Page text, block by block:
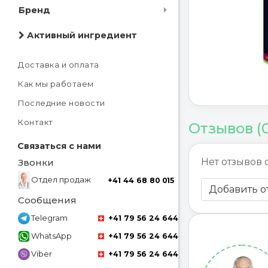
Бренд
Активный ингредиент
Доставка и оплата
Как мы работаем
Последние новости
Контакт
Связаться с нами
Звонки
Отдел продаж +41 44 68 80 015
Сообщения
Telegram +41 79 56 24 644
WhatsApp +41 79 56 24 644
Viber +41 79 56 24 644
Отзывов
Нет отзывов
Добавить